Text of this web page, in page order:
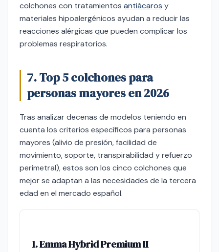
colchones con tratamientos antiácaros y
materiales hipoalergénicos ayudan a reducir las
reacciones alérgicas que pueden complicar los
problemas respiratorios.
7. Top 5 colchones para
personas mayores en 2026
Tras analizar decenas de modelos teniendo en
cuenta los criterios específicos para personas
mayores (alivio de presión, facilidad de
movimiento, soporte, transpirabilidad y refuerzo
perimetral), estos son los cinco colchones que
mejor se adaptan a las necesidades de la tercera
edad en el mercado español.
1. Emma Hybrid Premium II